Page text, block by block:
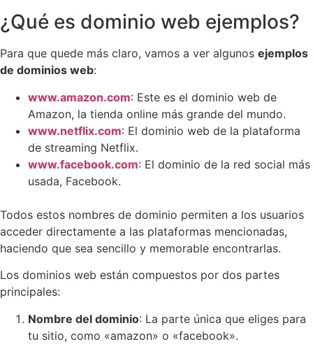
¿Qué es dominio web ejemplos?
Para que quede más claro, vamos a ver algunos ejemplos
de dominios web:
www.amazon.com: Este es el dominio web de
Amazon, la tienda online más grande del mundo.
www.netflix.com: El dominio web de la plataforma
de streaming Netflix.
www.facebook.com: El dominio de la red social más
usada, Facebook.
Todos estos nombres de dominio permiten a los usuarios
acceder directamente a las plataformas mencionadas,
haciendo que sea sencillo y memorable encontrarlas.
Los dominios web están compuestos por dos partes
principales:
Nombre del dominio: La parte única que eliges para
tu sitio, como «amazon» o «facebook».